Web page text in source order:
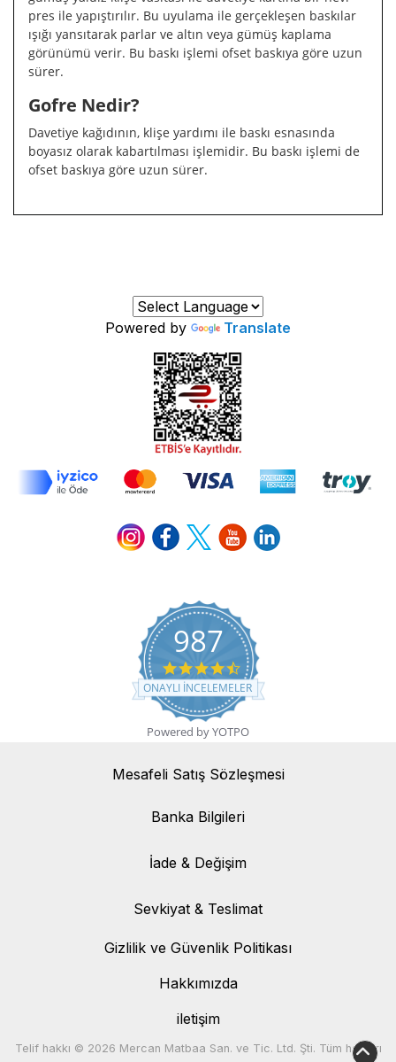
pres ile yapıştırılır. Bu uyulama ile gerçekleşen baskılar
ışığı yansıtarak parlar ve altın veya gümüş kaplama
görünümü verir. Bu baskı işlemi ofset baskıya göre uzun
sürer.
Gofre Nedir?
Davetiye kağıdının, klişe yardımı ile baskı esnasında
boyasız olarak kabartılması işlemidir. Bu baskı işlemi de
ofset baskıya göre uzun sürer.
Powered by Translate
987
4.7 star rating
ONAYLI INCELEMELER
Powered by YOTPO
Mesafeli Satış Sözleşmesi
Banka Bilgileri
Banka Bilgileri
İade & Değişim
İade & Değişim
Sevkiyat & Teslimat
Sevkiyat & Teslimat
Gizlilik ve Güvenlik Politikası
Hakkımızda
iletişim
Telif hakkı © 2026 Mercan Matbaa San. ve Tic. Ltd. Şti. Tüm hakları